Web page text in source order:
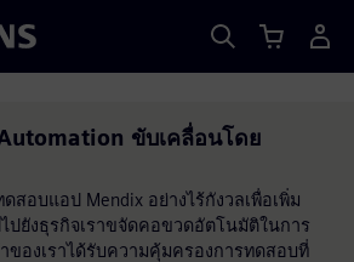
ขับเคลื่อนโดย
สอบแอป Mendix อย่างไร้กังวลเพื่อเพิ่ม
ปยังธุรกิจเราขจัดคอขวดอัตโนมัติในการ
องเราได้รับความคุ้มครองการทดสอบที่